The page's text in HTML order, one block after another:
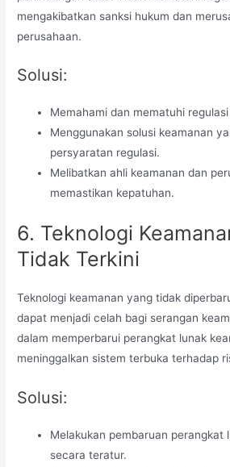
mengakibatkan sanksi hukum dan
perusahaan.
Solusi:
Memahami dan mematuhi
Menggunakan solusi keamanan
persyaratan regulasi.
Melibatkan ahli keamanan dan
memastikan kepatuhan.
6. Teknologi
Tidak Terkini
Teknologi keamanan yang tidak
dapat menjadi celah bagi serangan
dalam memperbarui perangkat lunak
meninggalkan sistem terbuka terhadap
Solusi:
Melakukan pembaruan perangkat
secara teratur.